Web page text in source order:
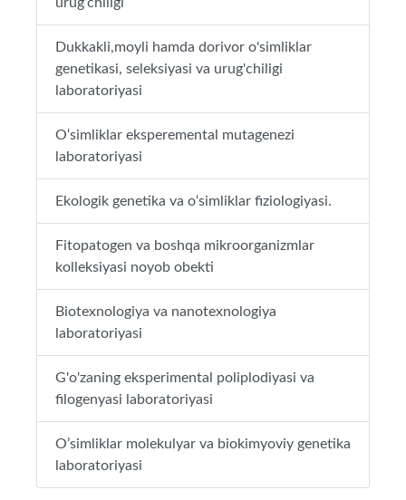
Dukkakli,moyli hamda dorivor o'simliklar
genetikasi, seleksiyasi va urug'chiligi
laboratoriyasi
O‘simliklar eksperemental mutagenezi
laboratoriyasi
Ekologik genetika va o‘simliklar fiziologiyasi.
Fitopatogen va boshqa mikroorganizmlar
kolleksiyasi noyob obekti
Biotexnologiya va nanotexnologiya
laboratoriyasi
G'o'zaning eksperimental poliplodiyasi va
filogenyasi laboratoriyasi
O’simliklar molekulyar va biokimyoviy genetika
laboratoriyasi